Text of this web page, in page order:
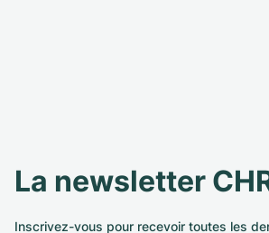
La newsletter
Inscrivez-vous pour recevoir toutes les